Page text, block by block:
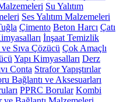
Su Yalıtım
Ses Yalıtım Malzemeleri
Çimento Beton Harcı Çatı
İnşaat Temizlik
Sıva Çözücü Çok Amaçlı
Yapı Kimyasalları Derz
Conta Strafor Yapıştırılar
Bağlantı ve Aksesuarları
PPRC Borular Kombi